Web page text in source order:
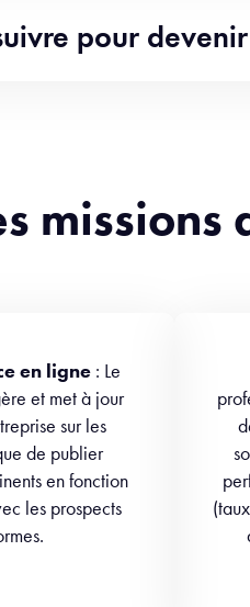
pour
en ligne : Le
et met à jour
sur les
de publier
en fonction
les prospects